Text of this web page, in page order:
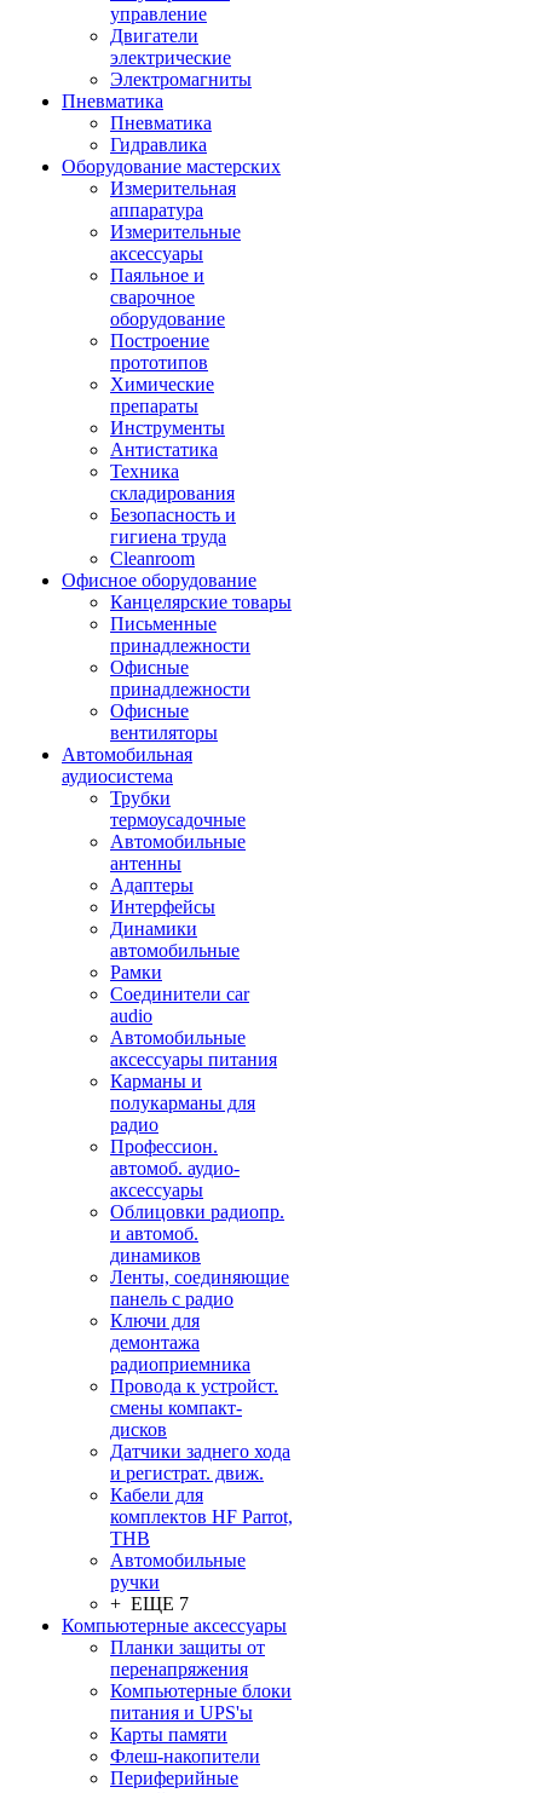
управление
Двигатели
электрические
Электромагниты
Пневматика
Пневматика
Гидравлика
Оборудование мастерских
Измерительная
аппаратура
Измерительные
аксессуары
Паяльное и
сварочное
оборудование
Построение
прототипов
Химические
препараты
Инструменты
Aнтистатика
Техника
складирования
Безопасность и
гигиена труда
Cleanroom
Офисное оборудование
Канцелярские товары
Письменные
принадлежности
Офисные
принадлежности
Офисные
вентиляторы
Автомобильная
аудиосистема
Трубки
термоусадочные
Автомобильные
антенны
Адаптеры
Интерфейсы
Динамики
автомобильные
Рамки
Соединители car
audio
Автомобильные
аксессуары питания
Карманы и
полукарманы для
радио
Профессион.
автомоб. аудио-
аксессуары
Облицовки радиопр.
и автомоб.
динамиков
Ленты, соединяющие
панель с радио
Ключи для
демонтажа
радиоприемника
Провода к устройст.
смены компакт-
дисков
Датчики заднего хода
и регистрат. движ.
Кабели для
комплектов HF Parrot,
THB
Автомобильные
ручки
+ ЕЩЕ 7
Компьютерные аксессуары
Планки защиты от
перенапряжения
Компьютерные блоки
питания и UPS'ы
Карты памяти
Флеш-накопители
Периферийные